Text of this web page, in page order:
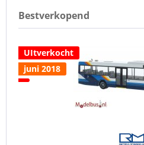
Bestverkopend
UItverkocht
juni 2018